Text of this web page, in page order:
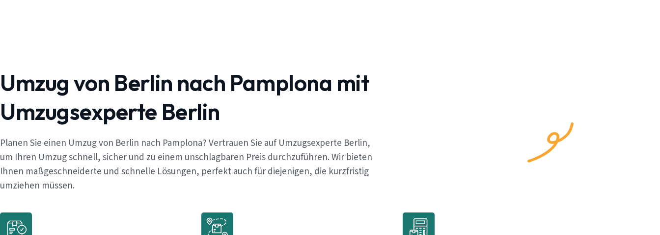
Umzug von Berlin nach Pamplona mit
Umzugsexperte Berlin
Planen Sie einen Umzug von Berlin nach Pamplona? Vertrauen Sie auf Umzugsexperte Berlin,
um Ihren Umzug schnell, sicher und zu einem unschlagbaren Preis durchzuführen. Wir bieten
Ihnen maßgeschneiderte und schnelle Lösungen, perfekt auch für diejenigen, die kurzfristig
umziehen müssen.